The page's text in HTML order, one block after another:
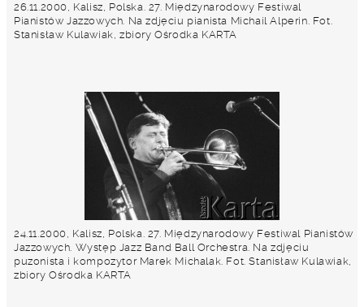
26.11.2000, Kalisz, Polska. 27. Międzynarodowy Festiwal
Pianistów Jazzowych. Na zdjęciu pianista Michail Alperin. Fot.
Stanisław Kulawiak, zbiory Ośrodka KARTA
24.11.2000, Kalisz, Polska. 27. Międzynarodowy Festiwal Pianistów
Jazzowych. Występ Jazz Band Ball Orchestra. Na zdjęciu
puzonista i kompozytor Marek Michalak. Fot. Stanisław Kulawiak,
zbiory Ośrodka KARTA